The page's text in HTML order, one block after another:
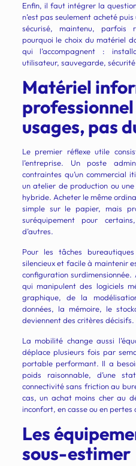
Enfin, il faut intégrer la
n’est pas seulement acheté
sécurisé, maintenu, parfois
pourquoi le choix du matériel
qui l’accompagnent :
utilisateur, sauvegarde,
Matériel
usages, pas
Le premier réflexe utile
l’entreprise. Un poste
contraintes qu’un commercial
un atelier de production ou
hybride. Acheter le même
simple sur le papier, mais
suréquipement pour
d’autres.
Pour les tâches
silencieux et facile à maintenir
configuration surdimensionnée.
qui manipulent des logiciels
graphique, de la
données, la mémoire, le
deviennent des critères décisifs.
La mobilité change aussi
déplace plusieurs fois par
portable performant. Il a
poids raisonnable, d’une
connectivité sans friction au
cas, un achat moins cher au
inconfort, en casse ou en pertes
Les
sous-estimer